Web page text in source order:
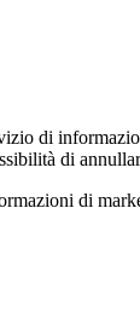
di
di
di